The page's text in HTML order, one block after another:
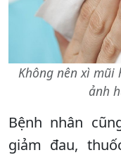
Không nên xì
ảnh
Bệnh nhân
giảm đau,